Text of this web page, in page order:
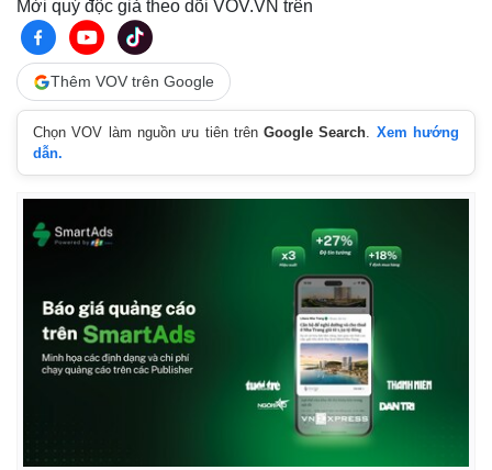
Mời quý độc giả theo dõi VOV.VN trên
Thêm VOV trên Google
Chọn VOV làm nguồn ưu tiên trênGoogle Search. Xem hướng
dẫn.